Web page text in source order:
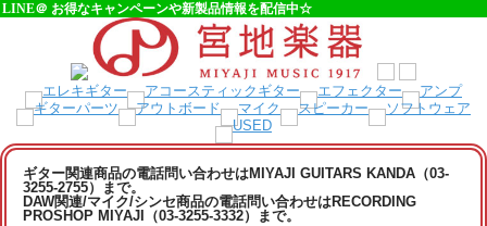
LINE＠ お得なキャンペーンや新製品情報を配信中☆
ギター関連商品の電話問い合わせはMIYAJI GUITARS KANDA（03-
3255-2755）まで。
DAW関連/マイク/シンセ商品の電話問い合わせはRECORDING
PROSHOP MIYAJI（03-3255-3332）まで。